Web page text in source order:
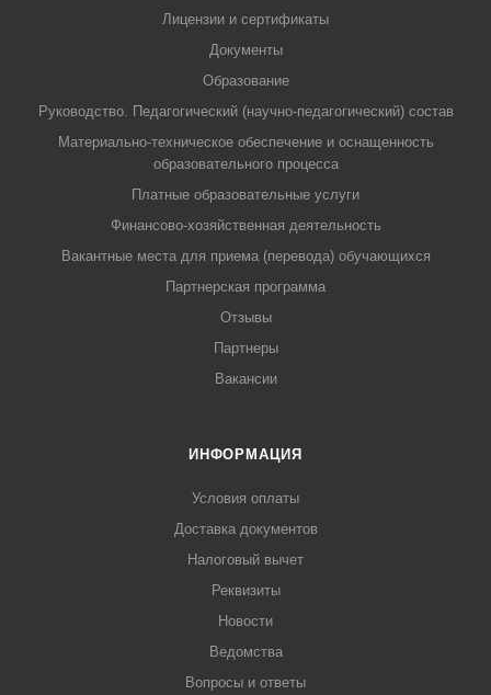
Лицензии и сертификаты
Документы
Образование
Руководство. Педагогический (научно-педагогический) состав
Материально-техническое обеспечение и оснащенность
образовательного процесса
Платные образовательные услуги
Финансово-хозяйственная деятельность
Вакантные места для приема (перевода) обучающихся
Партнерская программа
Отзывы
Партнеры
Вакансии
ИНФОРМАЦИЯ
Условия оплаты
Доставка документов
Налоговый вычет
Реквизиты
Новости
Ведомства
Вопросы и ответы